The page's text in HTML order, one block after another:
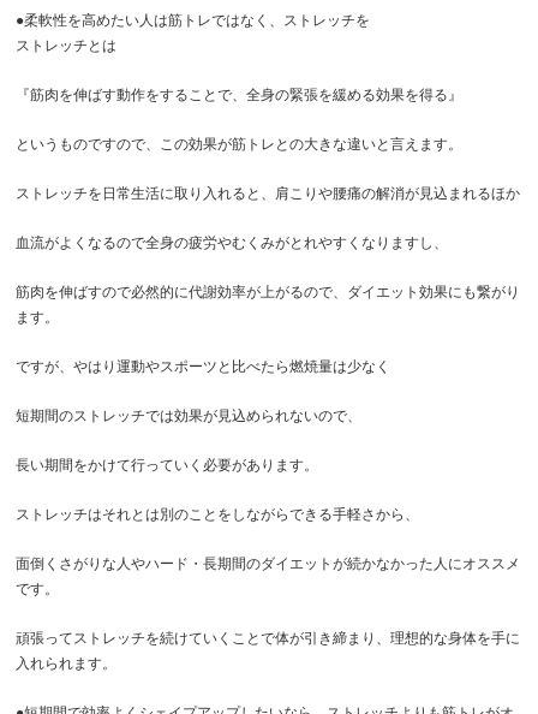
●柔軟性を高めたい人は筋トレではなく、ストレッチを
ストレッチとは
『筋肉を伸ばす動作をすることで、全身の緊張を緩める効果を得る』
というものですので、この効果が筋トレとの大きな違いと言えます。
ストレッチを日常生活に取り入れると、肩こりや腰痛の解消が見込まれるほか
血流がよくなるので全身の疲労やむくみがとれやすくなりますし、
筋肉を伸ばすので必然的に代謝効率が上がるので、ダイエット効果にも繋がり
ます。
ですが、やはり運動やスポーツと比べたら燃焼量は少なく
短期間のストレッチでは効果が見込められないので、
長い期間をかけて行っていく必要があります。
ストレッチはそれとは別のことをしながらできる手軽さから、
面倒くさがりな人やハード・長期間のダイエットが続かなかった人にオススメ
です。
頑張ってストレッチを続けていくことで体が引き締まり、理想的な身体を手に
入れられます。